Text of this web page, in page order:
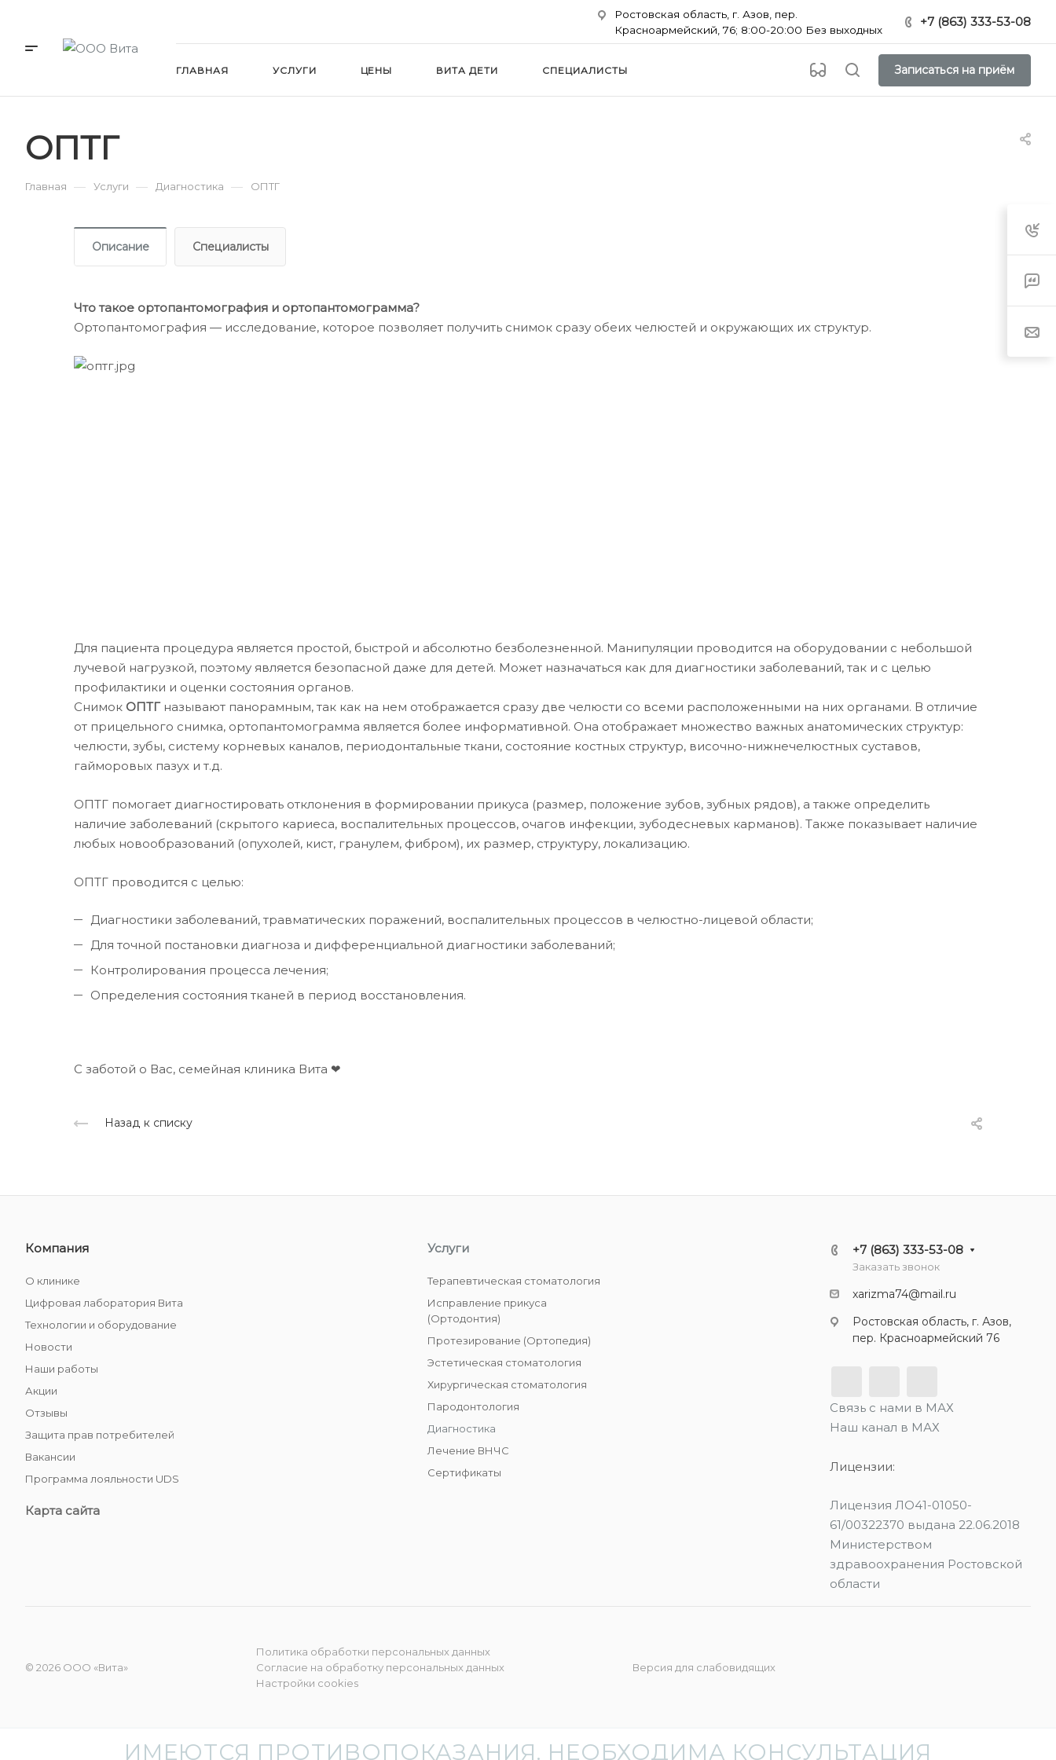
Ростовская область, г. Азов, пер.
Красноармейский, 76; 8:00-20:00 Без выходных
+7 (863) 333-53-08
ГЛАВНАЯ УСЛУГИ ЦЕНЫ ВИТА ДЕТИ СПЕЦИАЛИСТЫ Записаться на приём
ОПТГ
Главная — Услуги — Диагностика — ОПТГ
Описание Специалисты
Что такое ортопантомография и ортопантомограмма?
Ортопантомография — исследование, которое позволяет получить снимок сразу обеих челюстей и окружающих их структур.
Для пациента процедура является простой, быстрой и абсолютно безболезненной. Манипуляции проводится на оборудовании с небольшой
лучевой нагрузкой, поэтому является безопасной даже для детей. Может назначаться как для диагностики заболеваний, так и с целью
профилактики и оценки состояния органов.
Снимок ОПТГназывают панорамным, так как на нем отображается сразу две челюсти со всеми расположенными на них органами. В отличие
от прицельного снимка, ортопантомограмма является более информативной. Она отображает множество важных анатомических структур:
челюсти, зубы, систему корневых каналов, периодонтальные ткани, состояние костных структур, височно-нижнечелюстных суставов,
гайморовых пазух и т.д.
ОПТГ помогает диагностировать отклонения в формировании прикуса (размер, положение зубов, зубных рядов), а также определить
наличие заболеваний (скрытого кариеса, воспалительных процессов, очагов инфекции, зубодесневых карманов). Также показывает наличие
любых новообразований (опухолей, кист, гранулем, фибром), их размер, структуру, локализацию.
ОПТГ проводится с целью:
Диагностики заболеваний, травматических поражений, воспалительных процессов в челюстно-лицевой области;
Для точной постановки диагноза и дифференциальной диагностики заболеваний;
Контролирования процесса лечения;
Определения состояния тканей в период восстановления.
С заботой о Вас, семейная клиника Вита ❤
Назад к списку
Компания
О клинике
Цифровая лаборатория Вита
Технологии и оборудование
Новости
Наши работы
Акции
Отзывы
Защита прав потребителей
Вакансии
Программа лояльности UDS
Карта сайта
Услуги
Терапевтическая стоматология
Исправление прикуса
(Ортодонтия)
Протезирование (Ортопедия)
Эстетическая стоматология
Хирургическая стоматология
Пародонтология
Диагностика
Лечение ВНЧС
Сертификаты
+7 (863) 333-53-08
Заказать звонок
xarizma74@mail.ru
Ростовская область, г. Азов,
пер. Красноармейский 76
Связь с нами в МАХ
Наш канал в МАХ
Лицензии:
Лицензия ЛО41-01050-
61/00322370 выдана 22.06.2018
Министерством
здравоохранения Ростовской
области
© 2026 ООО «Вита»
Политика обработки персональных данных
Согласие на обработку персональных данных
Настройки cookies
Версия для слабовидящих
ИМЕЮТСЯ ПРОТИВОПОКАЗАНИЯ. НЕОБХОДИМА КОНСУЛЬТАЦИЯ